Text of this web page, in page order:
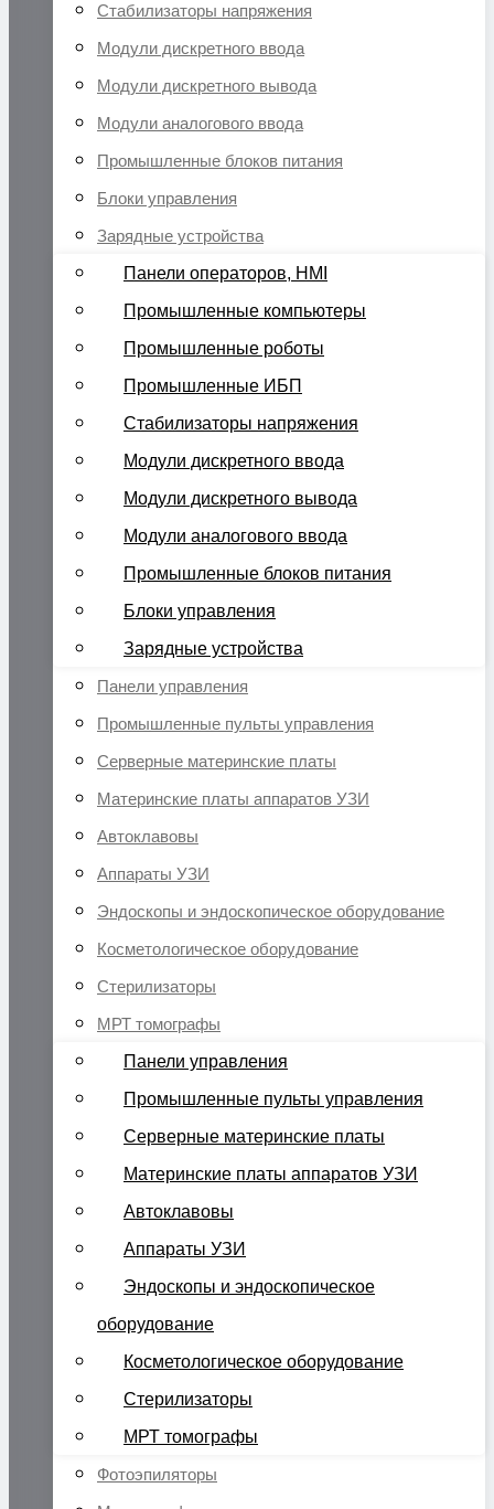
Стабилизаторы напряжения
Модули дискретного ввода
Модули дискретного вывода
Модули аналогового ввода
Промышленные блоков питания
Блоки управления
Зарядные устройства
Панели операторов, HMI
Промышленные компьютеры
Промышленные роботы
Промышленные ИБП
Стабилизаторы напряжения
Модули дискретного ввода
Модули дискретного вывода
Модули аналогового ввода
Промышленные блоков питания
Блоки управления
Зарядные устройства
Панели управления
Промышленные пульты управления
Серверные материнские платы
Материнские платы аппаратов УЗИ
Автоклавовы
Аппараты УЗИ
Эндоскопы и эндоскопическое оборудование
Косметологическое оборудование
Стерилизаторы
МРТ томографы
Панели управления
Промышленные пульты управления
Серверные материнские платы
Материнские платы аппаратов УЗИ
Автоклавовы
Аппараты УЗИ
Эндоскопы и эндоскопическое
оборудование
Косметологическое оборудование
Стерилизаторы
МРТ томографы
Фотоэпиляторы